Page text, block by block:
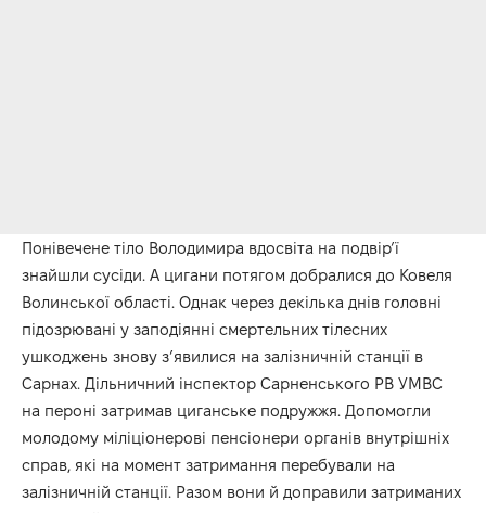
Понівечене тіло Володимира вдосвіта на подвір’ї
знайшли сусіди. А цигани потягом добралися до Ковеля
Волинської області. Однак через декілька днів головні
підозрювані у заподіянні смертельних тілесних
ушкоджень знову з’явилися на залізничній станції в
Сарнах. Дільничний інспектор Сарненського РВ УМВС
на пероні затримав циганське подружжя. Допомогли
молодому міліціонерові пенсіонери органів внутрішніх
справ, які на момент затримання перебували на
залізничній станції. Разом вони й доправили затриманих